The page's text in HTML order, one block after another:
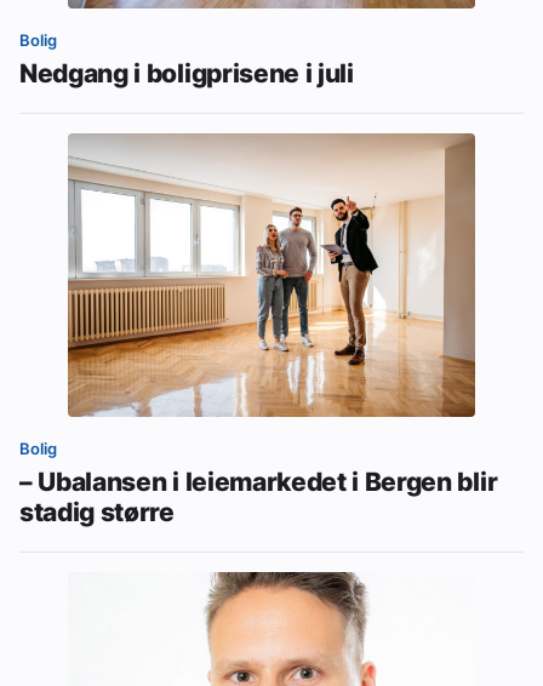
Bolig
Nedgang i boligprisene i juli
Bolig
– Ubalansen i leiemarkedet i Bergen blir
stadig større